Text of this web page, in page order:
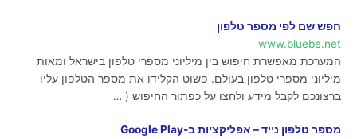
חפש שם לפי מספר טלפון
www.bluebe.net
המערכת מאפשרת חיפוש בין מיליוני מספרי טלפון בישראל ומאות
מיליוני מספרי טלפון בעולם. פשוט הקלידו את מספר הטלפון עליו
ברצונכם לקבל מידע ולחצו על כפתור החיפוש ( …
מספר טלפון נייד – אפליקציות ב-Google Play